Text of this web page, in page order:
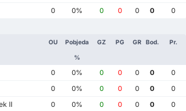
0 0% 0 0 0 0 0
OU Pobjeda
%
GZ PG GR Bod. Pr.
0 0% 0 0 0 0
0
0 0% 0 0 0 0
0
II 0 0% 0 0 0 0
0